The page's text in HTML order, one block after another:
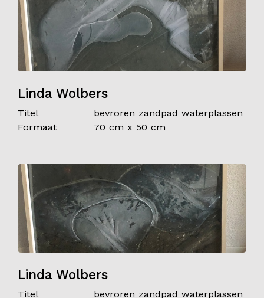
Linda Wolbers
Titel
bevroren zandpad waterplassen
Formaat
70 cm x 50 cm
Linda Wolbers
Titel bevroren zandpad waterplassen